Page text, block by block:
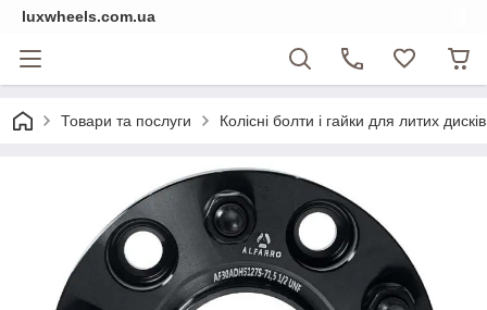
luxwheels.com.ua
Товари та послуги Колісні болти і гайки для литих